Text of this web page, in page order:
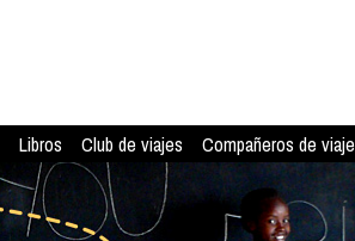
Libros Club de viajes Compañeros de viaje